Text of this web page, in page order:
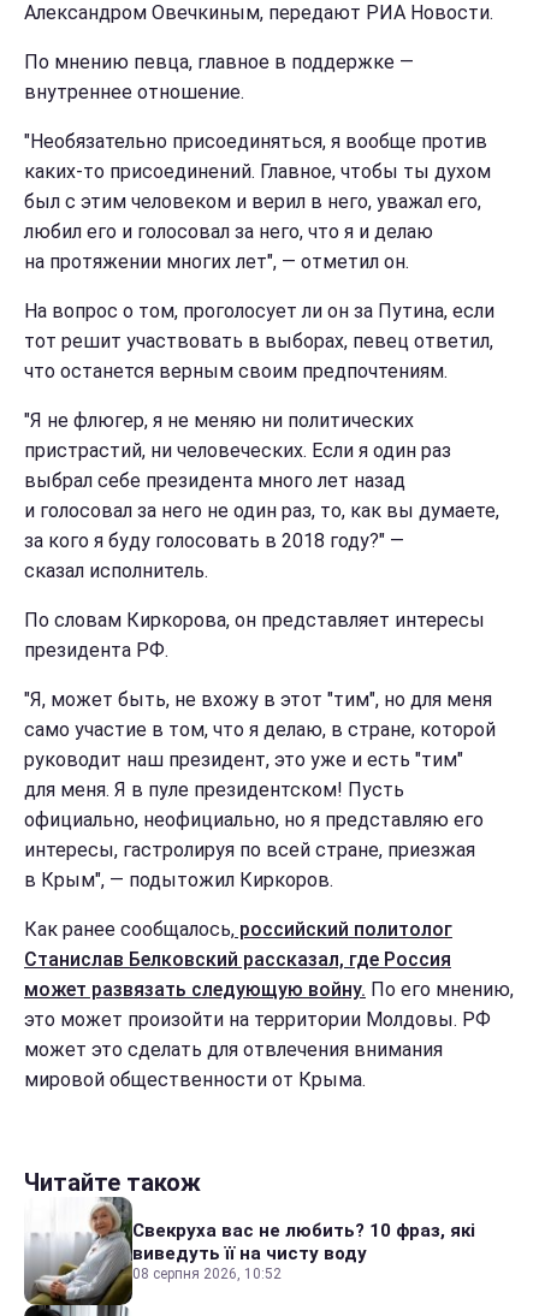
Александром Овечкиным, передают РИА Новости.
По мнению певца, главное в поддержке —
внутреннее отношение.
"Необязательно присоединяться, я вообще против
каких-то присоединений. Главное, чтобы ты духом
был с этим человеком и верил в него, уважал его,
любил его и голосовал за него, что я и делаю
на протяжении многих лет", — отметил он.
На вопрос о том, проголосует ли он за Путина, если
тот решит участвовать в выборах, певец ответил,
что останется верным своим предпочтениям.
"Я не флюгер, я не меняю ни политических
пристрастий, ни человеческих. Если я один раз
выбрал себе президента много лет назад
и голосовал за него не один раз, то, как вы думаете,
за кого я буду голосовать в 2018 году?" —
сказал исполнитель.
По словам Киркорова, он представляет интересы
президента РФ.
"Я, может быть, не вхожу в этот "тим", но для меня
само участие в том, что я делаю, в стране, которой
руководит наш президент, это уже и есть "тим"
для меня. Я в пуле президентском! Пусть
официально, неофициально, но я представляю его
интересы, гастролируя по всей стране, приезжая
в Крым", — подытожил Киркоров.
Как ранее сообщалось, российский политолог
Станислав Белковский рассказал, где Россия
может развязать следующую войну. По его мнению,
это может произойти на территории Молдовы. РФ
может это сделать для отвлечения внимания
мировой общественности от Крыма.
Читайте також
Свекруха вас не любить? 10 фраз, які
виведуть її на чисту воду
08 серпня 2026, 10:52